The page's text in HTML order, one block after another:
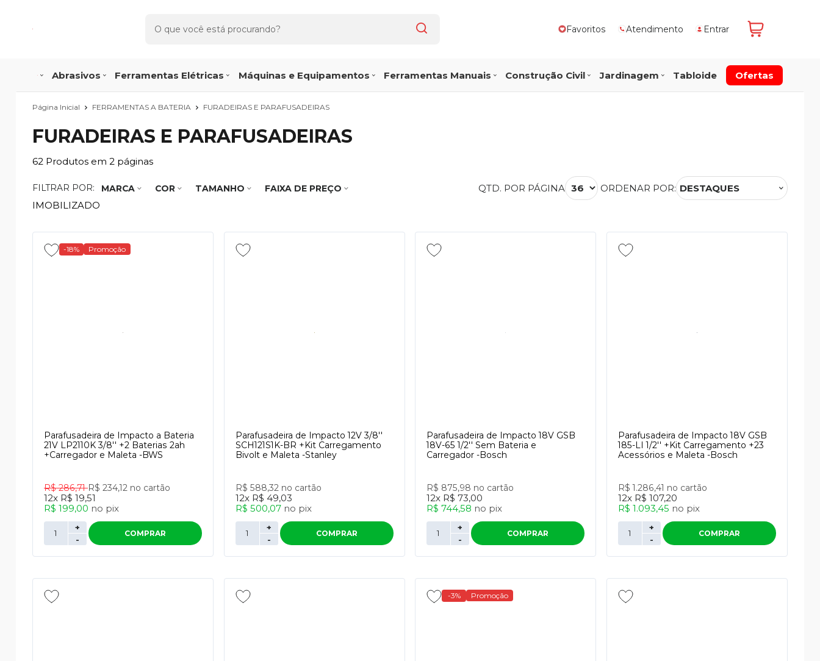
Favoritos Atendimento Entrar
Abrasivos Ferramentas Elétricas Máquinas e Equipamentos Ferramentas Manuais Construção Civil Jardinagem Tabloide Ofertas
Página Inicial FERRAMENTAS A BATERIA FURADEIRAS E PARAFUSADEIRAS
FURADEIRAS E PARAFUSADEIRAS
62 Produtos em 2 páginas
FILTRAR POR: MARCA COR TAMANHO FAIXA DE PREÇO QTD. POR PÁGINA ORDENAR POR: DESTAQUES
IMOBILIZADO
-18% Promoção
Parafusadeira de Impacto a Bateria
21V LP2110K 3/8'' +2 Baterias 2ah
+Carregador e Maleta -BWS
R$ 286,71R$ 234,12 no cartão
12x R$ 19,51
R$ 199,00 no pix
-
+
COMPRAR
Parafusadeira de Impacto 12V 3/8''
SCH121S1K-BR +Kit Carregamento
Bivolt e Maleta -Stanley
R$ 588,32 no cartão
12x R$ 49,03
R$ 500,07 no pix
-
+
COMPRAR
Parafusadeira de Impacto 18V GSB
18V-65 1/2'' Sem Bateria e
Carregador -Bosch
R$ 875,98 no cartão
12x R$ 73,00
R$ 744,58 no pix
-
+
COMPRAR
Parafusadeira de Impacto 18V GSB
185-LI 1/2'' +Kit Carregamento +23
Acessórios e Maleta -Bosch
R$ 1.286,41 no cartão
12x R$ 107,20
R$ 1.093,45 no pix
-
+
COMPRAR
-3% Promoção